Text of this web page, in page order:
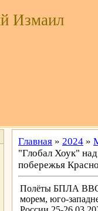
Измаил
Главная » 2024 »
"Глобал Хоук"
побережья
Полёты БПЛА
морем, юго-